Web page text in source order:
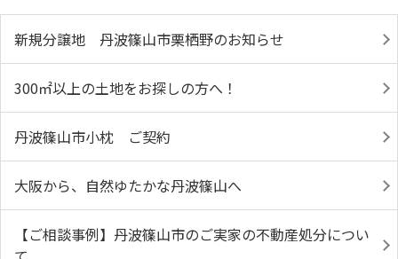
新規分譲地 丹波篠山市栗栖野のお知らせ
300㎡以上の土地をお探しの方へ！
丹波篠山市小枕 ご契約
大阪から、自然ゆたかな丹波篠山へ
【ご相談事例】丹波篠山市のご実家の不動産処分につい